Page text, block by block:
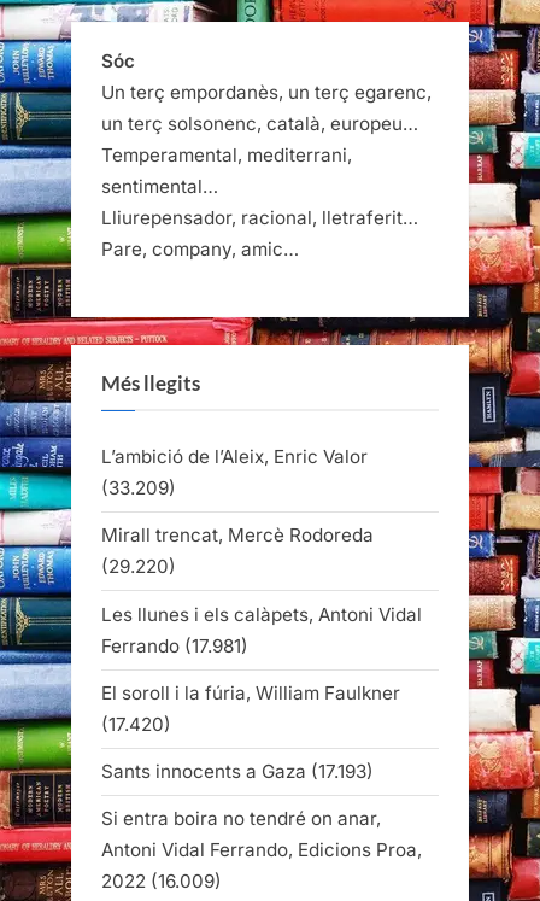
Sóc
Un terç empordanès, un terç egarenc,
un terç solsonenc, català, europeu…
Temperamental, mediterrani,
sentimental…
Lliurepensador, racional, lletraferit…
Pare, company, amic…
Més llegits
L’ambició de l’Aleix, Enric Valor
(33.209)
Mirall trencat, Mercè Rodoreda
(29.220)
Les llunes i els calàpets, Antoni Vidal
Ferrando (17.981)
El soroll i la fúria, William Faulkner
(17.420)
Sants innocents a Gaza (17.193)
Si entra boira no tendré on anar,
Antoni Vidal Ferrando, Edicions Proa,
2022 (16.009)